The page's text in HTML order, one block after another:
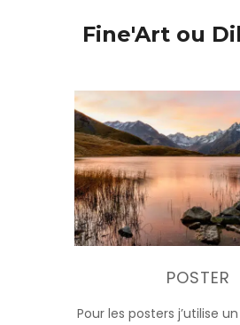
Fine'Art ou
POSTER
Pour les posters j’utilise